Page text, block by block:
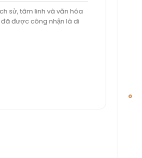
sử, tâm linh và văn hóa
đã được công nhận là di